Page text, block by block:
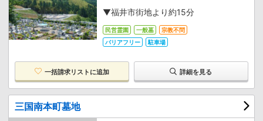
▼福井市街地より約15分
民営霊園 一般墓
宗教不問
バリアフリー
駐車場
一括請求リストに追加 詳細を見る
三国南本町墓地